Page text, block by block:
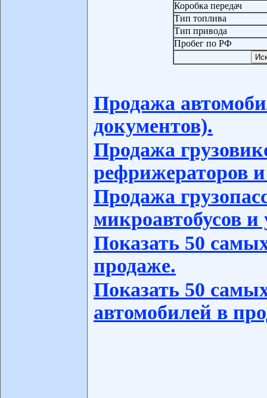
Коробка передач
Тип топлива
Тип привода
Пробег по РФ
Продажа
документов).
Продажа
рефрижераторов
Продажа
микроавтобусов и
Показать 50
продаже.
Показать 50
автомобилей в